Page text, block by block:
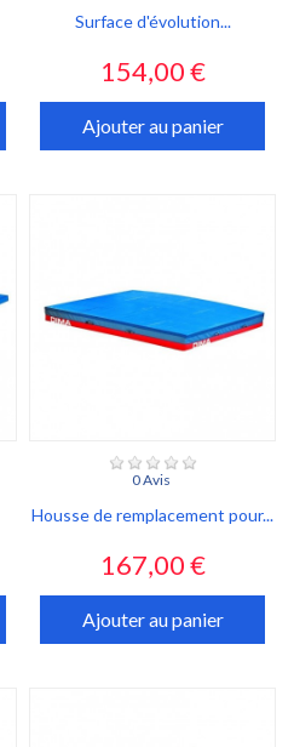
Surface d'évolution...
Prix
154,00 €
Ajouter au panier
0 Avis
Housse de remplacement pour...
Prix
167,00 €
Ajouter au panier